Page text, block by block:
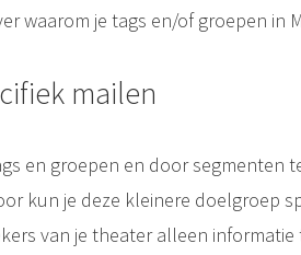
waarom je tags en/of groepen in
mailen
en groepen en door segmenten
kun je deze kleinere doelgroep
van je theater alleen